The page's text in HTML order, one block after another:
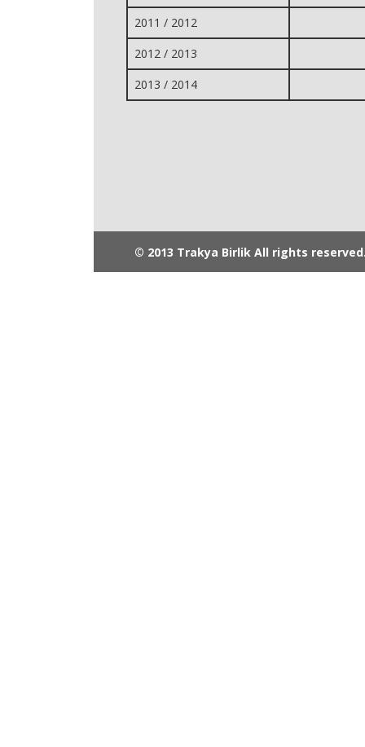
2011 / 2012
2012 / 2013
2013 / 2014
© 2013 Trakya Birlik All rights